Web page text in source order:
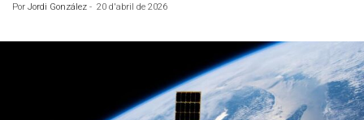
Por Jordi González - 20 d'abril de 2026